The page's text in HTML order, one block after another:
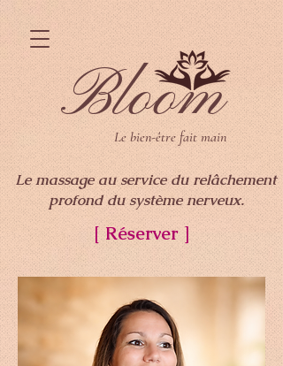
Bloom
Le bien-être fait main
Le massage au service du relâchement
profond du système nerveux.
[ Réserver ]